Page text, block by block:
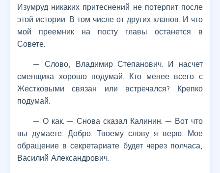
Изумруд никаких притеснений не потерпит после
этой истории. В том числе от других кланов. И что
мой преемник на посту главы останется в
Совете.
— Слово, Владимир Степанович. И насчет
сменщика хорошо подумай. Кто менее всего с
Жестковыми связан или встречался? Крепко
подумай.
— О как. — Снова сказал Калинин. — Вот что
вы думаете. Добро. Твоему слову я верю. Мое
обращение в секретариате будет через полчаса,
Василий Александрович.